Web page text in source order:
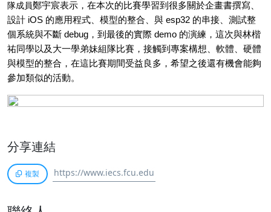
隊成員鄭宇宸表示，在本次的比賽學習到很多關於企畫書撰寫、
設計 iOS 的應用程式、模型的整合、與 esp32 的串接、測試整
個系統與不斷 debug，到最後的實際 demo 的演練，這次與林楷
祐同學以及大一學弟妹組隊比賽，接觸到專案構想、軟體、硬體
與模型的整合，在這比賽期間受益良多，希望之後還有機會能夠
參加類似的活動。
分享連結
複製